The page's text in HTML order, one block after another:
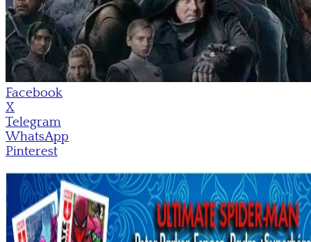
Facebook
X
Telegram
WhatsApp
Pinterest